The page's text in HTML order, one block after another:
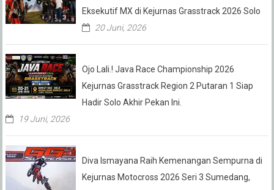
Eksekutif MX di Kejurnas Grasstrack 2026 Solo
20 Juni, 2026
Ojo Lali.! Java Race Championship 2026
Kejurnas Grasstrack Region 2 Putaran 1 Siap
Hadir Solo Akhir Pekan Ini.
19 Juni, 2026
Diva Ismayana Raih Kemenangan Sempurna di
Kejurnas Motocross 2026 Seri 3 Sumedang,